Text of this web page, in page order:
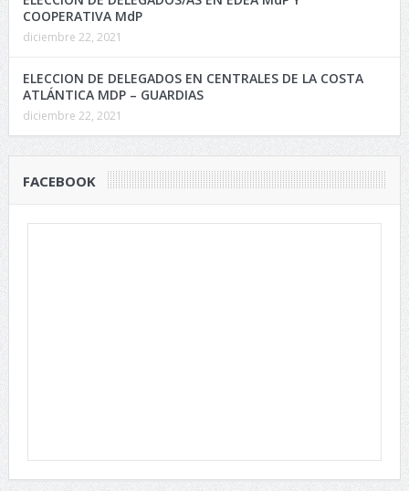
COOPERATIVA MdP
diciembre 22, 2021
ELECCION DE DELEGADOS EN CENTRALES DE LA COSTA
ATLÁNTICA MDP – GUARDIAS
diciembre 22, 2021
FACEBOOK